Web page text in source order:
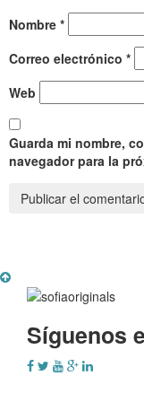
Nombre *
Correo electrónico *
Web
Guarda mi nombre,
navegador para la
Síguenos